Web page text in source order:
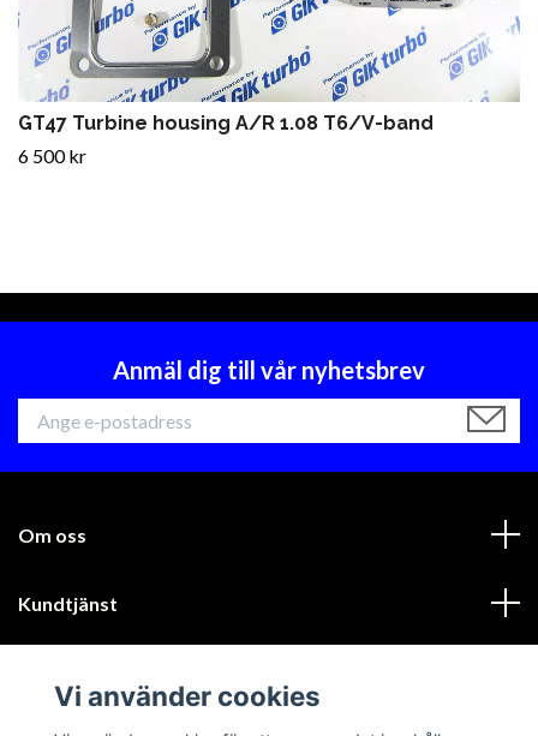
GT47 Turbine housing A/R 1.08 T6/V-band
6 500 kr
Anmäl dig till vår nyhetsbrev
Om oss
Kundtjänst
Vi använder cookies